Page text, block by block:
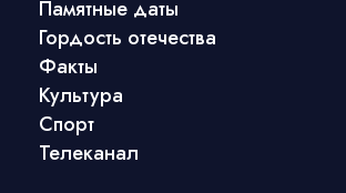
Памятные даты
Гордость отечества
Факты
Культура
Спорт
Телеканал